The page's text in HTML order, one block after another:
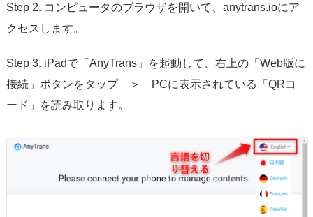
Step 2. コンピュータのブラウザを開いて、anytrans.ioにア
クセスします。
Step 3. iPadで「AnyTrans」を起動して、右上の「Web版に
接続」ボタンをタップ ＞ PCに表示されている「QRコ
ード」を読み取ります。